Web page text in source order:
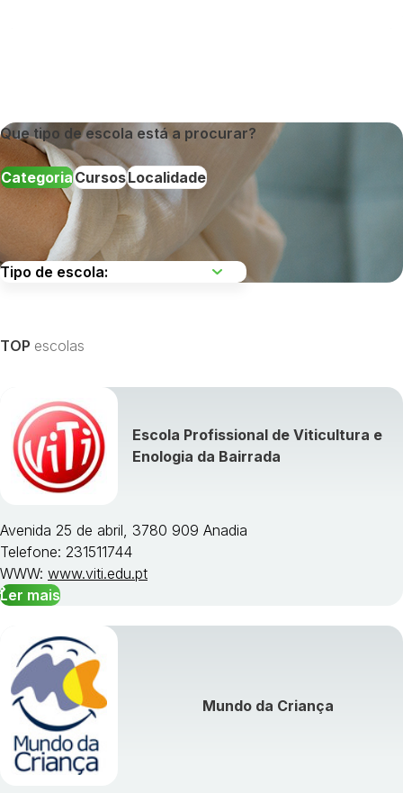
Que tipo de escola está a procurar?
CategoriaCursosLocalidade
Visualizar todos os cursos »
TOP escolas
Escola Profissional de Viticultura e
Enologia da Bairrada
Avenida 25 de abril, 3780 909 Anadia
Telefone: 231511744
WWW: www.viti.edu.pt
Ler mais
Mundo da Criança